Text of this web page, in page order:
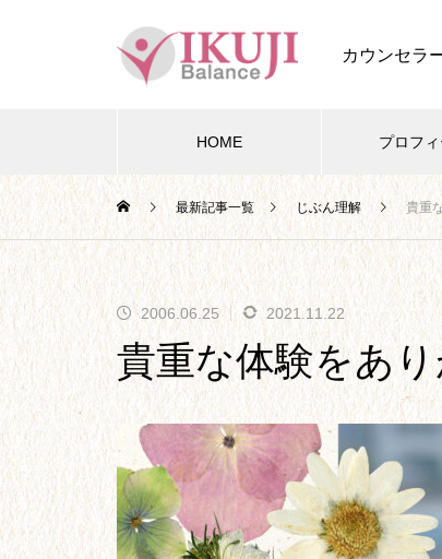
カウンセラ
HOME プロフ
四葉スト
四葉ストーリー記事一覧
本題となる、今後の四葉
リーについて
最新記事一覧 じぶん理解 貴重
2006.06.25 2021.11.22
貴重な体験をあ